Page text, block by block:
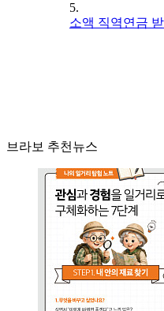
5.
소액 직역연금
브라보 추천뉴스